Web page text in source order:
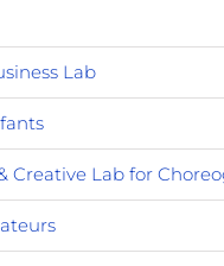
Lab
Creative Lab for